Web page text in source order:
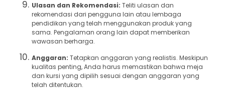
Ulasan dan Rekomendasi: Teliti ulasan dan
rekomendasi dari pengguna lain atau lembaga
pendidikan yang telah menggunakan produk yang
sama. Pengalaman orang lain dapat memberikan
wawasan berharga.
Anggaran: Tetapkan anggaran yang realistis. Meskipun
kualitas penting, Anda harus memastikan bahwa meja
dan kursi yang dipilih sesuai dengan anggaran yang
telah ditentukan.